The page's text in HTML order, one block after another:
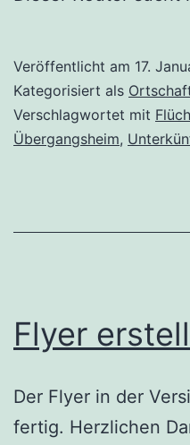
Veröffentlicht am 17.
Kategorisiert als
Verschlagwortet mit
Übergangsheim,
Flyer
Der Flyer in der
fertig. Herzlichen